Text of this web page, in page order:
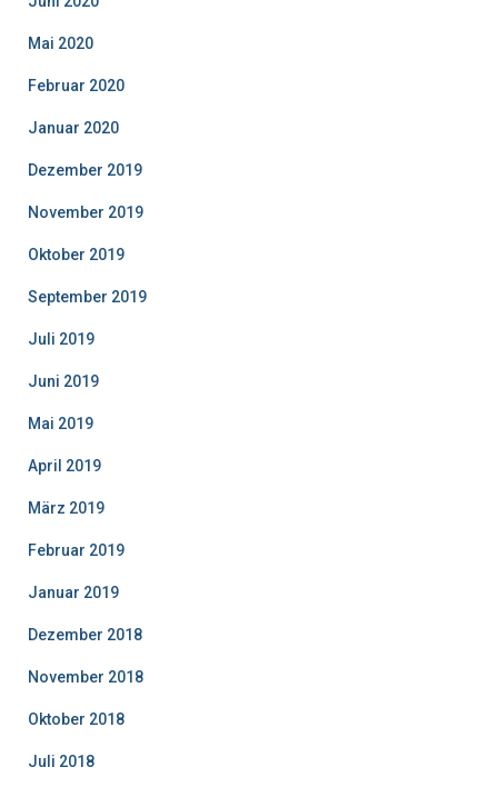
Mai 2020
Februar 2020
Januar 2020
Dezember 2019
November 2019
Oktober 2019
September 2019
Juli 2019
Juni 2019
Mai 2019
April 2019
März 2019
Februar 2019
Januar 2019
Dezember 2018
November 2018
Oktober 2018
Juli 2018